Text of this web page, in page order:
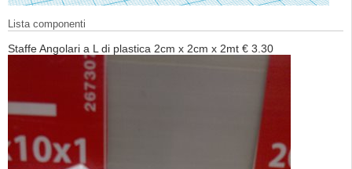
Lista componenti
Staffe Angolari a L di plastica 2cm x 2cm x 2mt € 3.30